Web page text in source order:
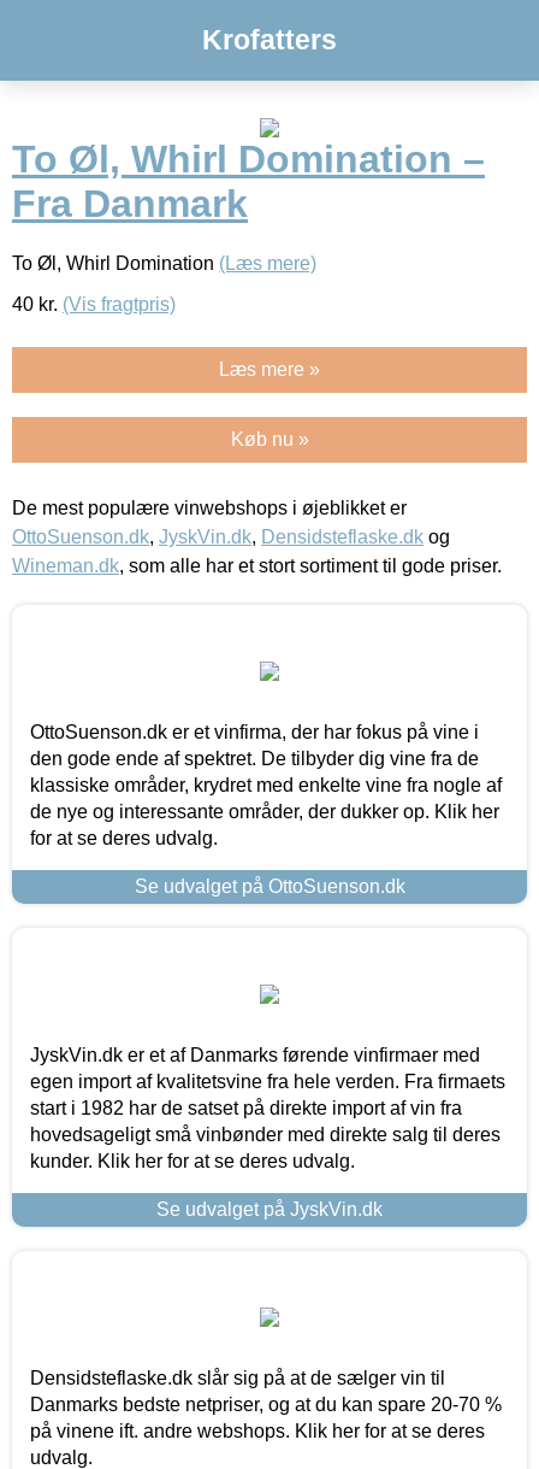
Krofatters
To Øl, Whirl Domination –
Fra Danmark
To Øl, Whirl Domination (Læs mere)
40 kr. (Vis fragtpris)
Læs mere »
Køb nu »
De mest populære vinwebshops i øjeblikket er
OttoSuenson.dk, JyskVin.dk, Densidsteflaske.dk og
Wineman.dk, som alle har et stort sortiment til gode priser.
OttoSuenson.dk er et vinfirma, der har fokus på vine i
den gode ende af spektret. De tilbyder dig vine fra de
klassiske områder, krydret med enkelte vine fra nogle af
de nye og interessante områder, der dukker op. Klik her
for at se deres udvalg.
Se udvalget på OttoSuenson.dk
JyskVin.dk er et af Danmarks førende vinfirmaer med
egen import af kvalitetsvine fra hele verden. Fra firmaets
start i 1982 har de satset på direkte import af vin fra
hovedsageligt små vinbønder med direkte salg til deres
kunder. Klik her for at se deres udvalg.
Se udvalget på JyskVin.dk
Densidsteflaske.dk slår sig på at de sælger vin til
Danmarks bedste netpriser, og at du kan spare 20-70 %
på vinene ift. andre webshops. Klik her for at se deres
udvalg.